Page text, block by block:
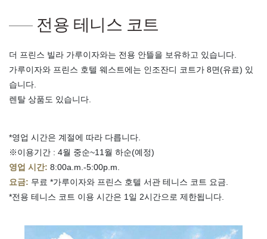
전용 테니스 코트
더 프린스 빌라 가루이자와는 전용 안뜰을 보유하고 있습니다.
가루이자와 프린스 호텔 웨스트에는 인조잔디 코트가 8면(유료) 있
습니다.
렌탈 상품도 있습니다.
*영업 시간은 계절에 따라 다릅니다.
※이용기간 : 4월 중순~11월 하순(예정)
영업 시간: 8:00a.m.-5:00p.m.
요금: 무료 *가루이자와 프린스 호텔 서관 테니스 코트 요금.
*전용 테니스 코트 이용 시간은 1일 2시간으로 제한됩니다.